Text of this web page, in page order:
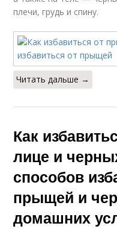
плечи, грудь и спину.
Читать дальше →
Как
лице и
способов
прыщей и
домашних